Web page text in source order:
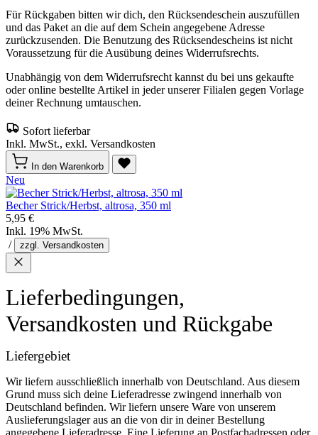
Für Rückgaben bitten wir dich, den Rücksendeschein auszufüllen
und das Paket an die auf dem Schein angegebene Adresse
zurückzusenden. Die Benutzung des Rücksendescheins ist nicht
Voraussetzung für die Ausübung deines Widerrufsrechts.
Unabhängig von dem Widerrufsrecht kannst du bei uns gekaufte
oder online bestellte Artikel in jeder unserer Filialen gegen Vorlage
deiner Rechnung umtauschen.
Sofort lieferbar
Inkl. MwSt., exkl. Versandkosten
In den Warenkorb
Neu
Becher Strick/Herbst, altrosa, 350 ml
5,95 €
Inkl. 19% MwSt.
/
zzgl. Versandkosten
Lieferbedingungen,
Versandkosten und Rückgabe
Liefergebiet
Wir liefern ausschließlich innerhalb von Deutschland. Aus diesem
Grund muss sich deine Lieferadresse zwingend innerhalb von
Deutschland befinden. Wir liefern unsere Ware von unserem
Auslieferungslager aus an die von dir in deiner Bestellung
angegebene Lieferadresse. Eine Lieferung an Postfachadressen oder